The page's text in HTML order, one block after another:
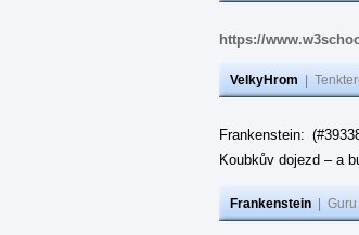
https://
VelkyHrom
Frankenstein:
Koubkův dojezd – a
Frankenstein